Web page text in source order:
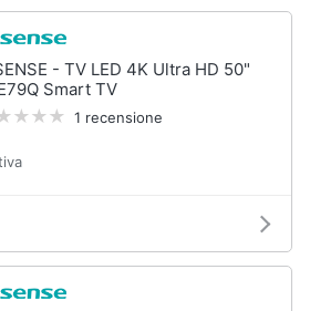
- TV LED 4K Ultra HD 50"
Smart TV
1 recensione